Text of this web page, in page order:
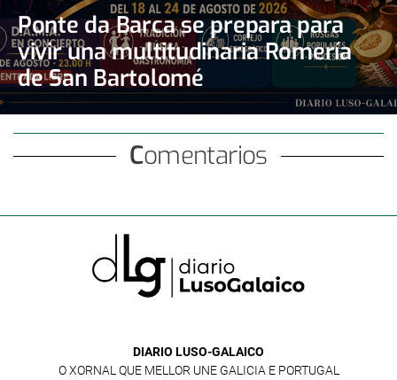
Ponte da Barca se prepara para
vivir una multitudinaria Romería
de San Bartolomé
Comentarios
DIARIO LUSO-GALAICO
O XORNAL QUE MELLOR UNE GALICIA E PORTUGAL